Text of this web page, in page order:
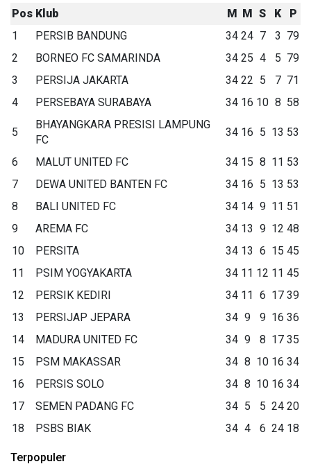
Pos Klub M M S K
P
1
PERSIB BANDUNG 34 24 7 3 79
2
BORNEO FC SAMARINDA 34 25 4 5 79
3
PERSIJA JAKARTA 34 22 5 7 71
4
PERSEBAYA SURABAYA 34 16 10 8 58
5
BHAYANGKARA PRESISI LAMPUNG
FC
34 16 5 13 53
6 MALUT UNITED FC 34 15 8 11 53
7
DEWA UNITED BANTEN FC 34 16 5 13 53
8
BALI UNITED FC 34 14 9 11 51
9
AREMA FC 34 13 9 12 48
10
PERSITA 34 13 6 15 45
11
PSIM YOGYAKARTA 34 11 12 11 45
12
PERSIK KEDIRI 34 11 6 17 39
13
PERSIJAP JEPARA 34 9 9 16 36
14
MADURA UNITED FC 34 9 8 17 35
15
PSM MAKASSAR 34 8 10 16 34
16
PERSIS SOLO 34 8 10 16 34
17
SEMEN PADANG FC 34 5 5 24 20
18
PSBS BIAK 34 4 6 24 18
Terpopuler